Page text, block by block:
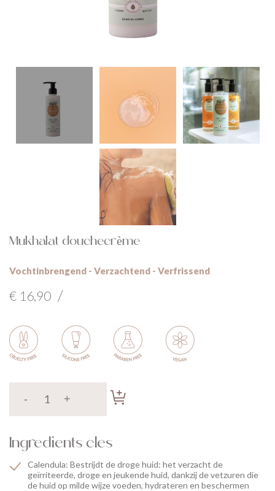
Mukhalat douchecrème
Vochtinbrengend - Verzachtend - Verfrissend
€ 16,90 /
Ingredients cles
Calendula: Bestrijdt de droge huid: het verzacht de
geïrriteerde, droge en jeukende huid, dankzij de vetzuren die
de huid op milde wijze voeden, hydrateren en beschermen